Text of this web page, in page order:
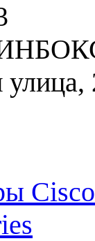
Cisco